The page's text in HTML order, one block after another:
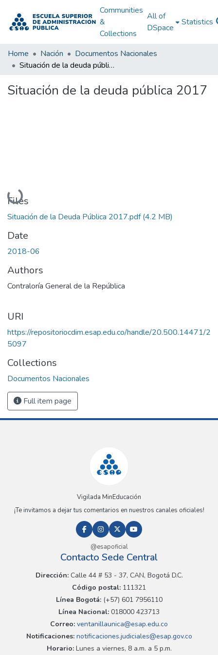
Communities
&
Collections
All of
DSpace
Statistics
Home Nación
Documentos Nacionales
Situación de la deuda pública 2017
Situación de la deuda pública 2017
Loading...
Files
Situación de la Deuda Pública 2017.pdf(4.2 MB)
Date
2018-06
Authors
Contraloría General de la República
URI
https://repositoriocdim.esap.edu.co/handle/20.500.14471/2
5097
Collections
Documentos Nacionales
Full item page
Vigilada MinEducación
¡Te invitamos a dejar tus comentarios en nuestros canales oficiales!
@esapoficial
Contacto Sede Central
Dirección:Calle 44 # 53 - 37, CAN, Bogotá D.C.
Código postal: 111321
Línea Bogotá:(+57) 601 7956110
Línea Nacional: 018000 423713
Correo: ventanillaunica@esap.edu.co
Notificaciones:notificaciones.judiciales@esap.gov.co
Horario:Lunes a viernes, 8 a.m. a 5 p.m.